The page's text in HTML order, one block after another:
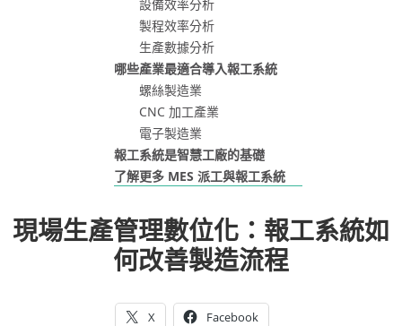
現場生產管理數位化：報工系統如
何改善製造流程
X Facebook
設備效率分析
製程效率分析
生產數據分析
哪些產業最適合導入報工系統
螺絲製造業
CNC 加工產業
電子製造業
報工系統是智慧工廠的基礎
了解更多 MES 派工與報工系統